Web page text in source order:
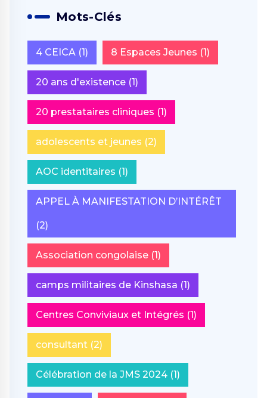
Mots-Clés
4 CEICA (1) 8 Espaces Jeunes (1)
20 ans d'existence (1)
20 prestataires cliniques (1)
adolescents et jeunes (2)
AOC identitaires (1)
APPEL À MANIFESTATION D’INTÉRÊT
(2)
Association congolaise (1)
camps militaires de Kinshasa (1)
Centres Conviviaux et Intégrés (1)
consultant (2)
Célébration de la JMS 2024 (1)